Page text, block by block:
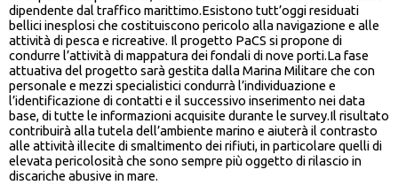
dipendente dal traffico marittimo.Esistono tutt’oggi residuati
bellici inesplosi che costituiscono pericolo alla navigazione e alle
attività di pesca e ricreative. Il progetto PaCS si propone di
condurre l’attività di mappatura dei fondali di nove porti.La fase
attuativa del progetto sarà gestita dalla Marina Militare che con
personale e mezzi specialistici condurrà l’individuazione e
l’identificazione di contatti e il successivo inserimento nei data
base, di tutte le informazioni acquisite durante le survey.Il risultato
contribuirà alla tutela dell’ambiente marino e aiuterà il contrasto
alle attività illecite di smaltimento dei rifiuti, in particolare quelli di
elevata pericolosità che sono sempre più oggetto di rilascio in
discariche abusive in mare.